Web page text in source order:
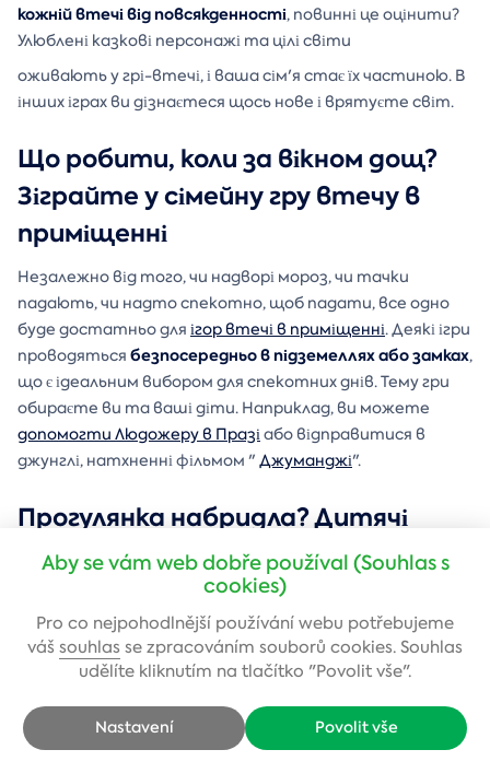
кожній втечі від повсякденності, повинні це оцінити?
Улюблені казкові персонажі та цілі світи
оживають у грі-втечі, і ваша сім'я стає їх частиною. В
інших іграх ви дізнаєтеся щось нове і врятуєте світ.
Що робити, коли за вікном дощ?
Зіграйте у сімейну гру втечу в
приміщенні
Незалежно від того, чи надворі мороз, чи тачки
падають, чи надто спекотно, щоб падати, все одно
буде достатньо для ігор втечі в приміщенні. Деякі ігри
проводяться безпосередньо в підземеллях або замках,
що є ідеальним вибором для спекотних днів. Тему гри
обираєте ви та ваші діти. Наприклад, ви можете
допомогти Людожеру в Празіабо відправитися в
джунглі, натхненні фільмом " Джуманджі".
Прогулянка набридла? Дитячі
рухливі ігри на свіжому повітрі
допоможуть це виправити
Перевага квестів насвіжому повітріполягає в тому,
години роботи тут не відіграють такої великої
телефоні. Прогулянка може тривати кілька годин, які
пролетять непомітно. Ви також можете знайти
Aby se vám web dobře používal (Souhlas s
cookies)
Pro co nejpohodlnější používání webu potřebujeme
váš souhlas se zpracováním souborů cookies. Souhlas
udělíte kliknutím na tlačítko "Povolit vše".
Povolit vše
Nastavení